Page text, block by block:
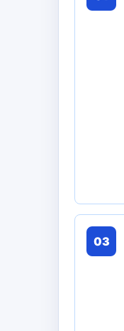
03